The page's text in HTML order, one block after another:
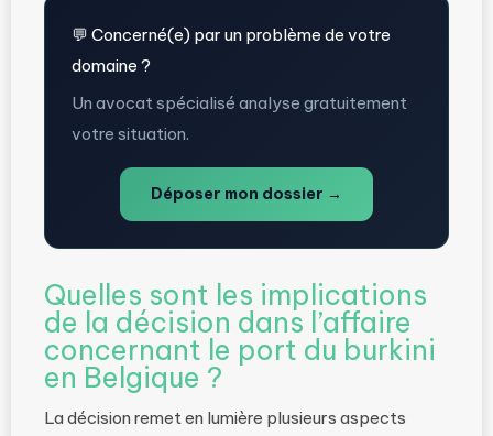
💬 Concerné(e) par un problème de votre
domaine ?
Un avocat spécialisé analyse gratuitement
votre situation.
Déposer mon dossier →
Quelles sont les implications
de la décision dans l’affaire
concernant le port du burkini
en Belgique ?
La décision remet en lumière plusieurs aspects